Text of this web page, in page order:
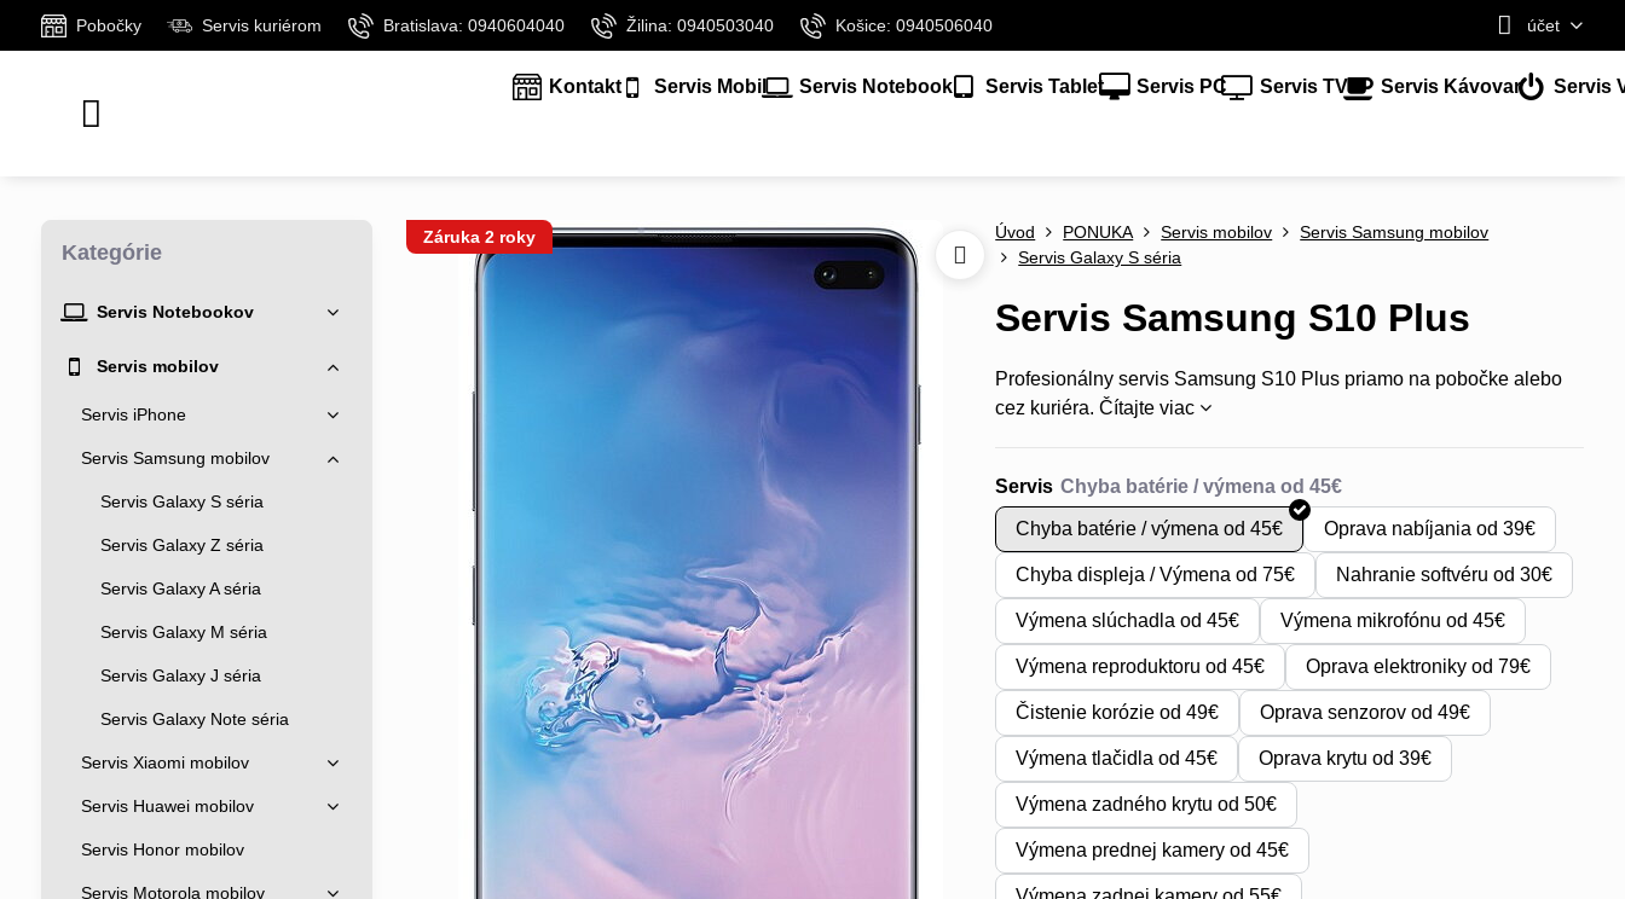
Pobočky Servis kuriérom Bratislava: 0940604040 Žilina: 0940503040 Košice: 0940506040 účet
Kontakt Servis Mobil Servis Notebook Servis Tablet Servis PC Servis TV Servis Kávovar Servis
Záruka 2 roky Úvod PONUKA Servis mobilov
Servis Samsung mobilov
Servis Galaxy S séria
Servis Samsung S10 Plus
Profesionálny servis Samsung S10 Plus priamo na pobočke alebo
cez kuriéra.Čítajte viac
Servis
Chyba batérie / výmena od 45€ Oprava nabíjania od 39€
Chyba displeja / Výmena od 75€ Nahranie softvéru od 30€
Výmena slúchadla od 45€ Výmena mikrofónu od 45€
Výmena reproduktoru od 45€ Oprava elektroniky od 79€
Čistenie korózie od 49€ Oprava senzorov od 49€
Výmena tlačidla od 45€ Oprava krytu od 39€
Výmena zadného krytu od 50€
Výmena prednej kamery od 45€
Kategórie
Servis Notebookov
Servis mobilov
Servis iPhone
Servis Samsung mobilov
Servis Galaxy S séria
Servis Galaxy Z séria
Servis Galaxy A séria
Servis Galaxy M séria
Servis Galaxy J séria
Servis Galaxy Note séria
Servis Xiaomi mobilov
Servis Huawei mobilov
Servis Honor mobilov
Servis Motorola mobilov